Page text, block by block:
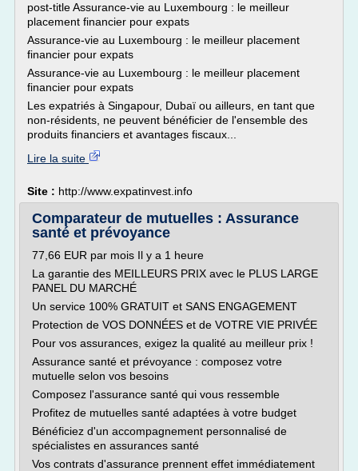
post-title Assurance-vie au Luxembourg : le meilleur
placement financier pour expats
Assurance-vie au Luxembourg : le meilleur placement
financier pour expats
Assurance-vie au Luxembourg : le meilleur placement
financier pour expats
Les expatriés à Singapour, Dubaï ou ailleurs, en tant que
non-résidents, ne peuvent bénéficier de l'ensemble des
produits financiers et avantages fiscaux...
Lire la suite
Site : http://www.expatinvest.info
Comparateur de mutuelles : Assurance
santé et prévoyance
77,66 EUR par mois Il y a 1 heure
La garantie des MEILLEURS PRIX avec le PLUS LARGE
PANEL DU MARCHÉ
Un service 100% GRATUIT et SANS ENGAGEMENT
Protection de VOS DONNÉES et de VOTRE VIE PRIVÉE
Pour vos assurances, exigez la qualité au meilleur prix !
Assurance santé et prévoyance : composez votre
mutuelle selon vos besoins
Composez l'assurance santé qui vous ressemble
Profitez de mutuelles santé adaptées à votre budget
Bénéficiez d'un accompagnement personnalisé de
spécialistes en assurances santé
Vos contrats d'assurance prennent effet immédiatement